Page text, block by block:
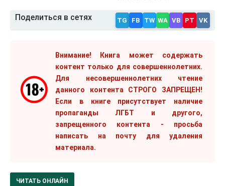
Поделиться в сетях TG FB TW WA VB PT VK
Внимание! Книга может содержать
контент только для совершеннолетних.
Для несовершеннолетних чтение
данного контента СТРОГО ЗАПРЕЩЕН!
Если в книге присутствует наличие
пропаганды ЛГБТ и другого,
запрещенного контента - просьба
написать на почту для удаления
материала.
ЧИТАТЬ ОНЛАЙН